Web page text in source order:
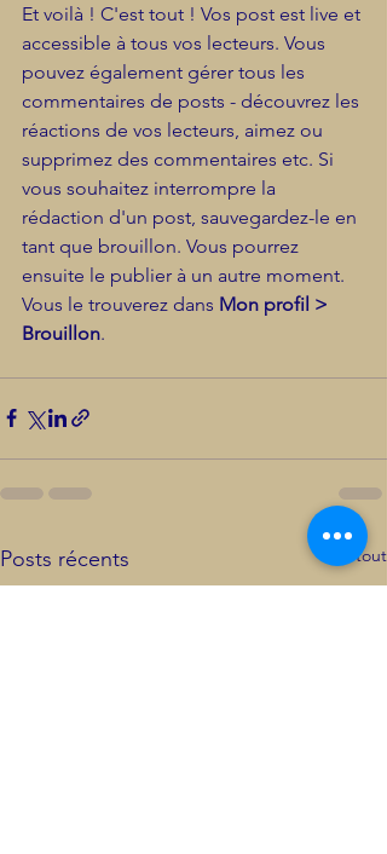
Et voilà ! C'est tout ! Vos post est live et
accessible à tous vos lecteurs. Vous
pouvez également gérer tous les
commentaires de posts - découvrez les
réactions de vos lecteurs, aimez ou
supprimez des commentaires etc. Si
vous souhaitez interrompre la
rédaction d'un post, sauvegardez-le en
tant que brouillon. Vous pourrez
ensuite le publier à un autre moment.
Vous le trouverez dans Mon profil >
Brouillon.
Posts récents Voir tout